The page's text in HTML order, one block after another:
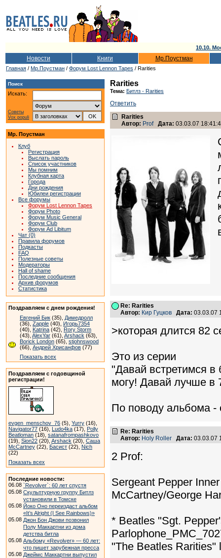
10.10.
Новости Книги Мр.Поустман
Главная / Мр.Поустман / Форум Lost Lennon Tapes / Rarities
Поиск
Искать:
Советы
Vox populi
Мр. Поустман
Клуб
Регистрация
Выслать пароль
Список участников
Мы помним
Клубная карта
Города
Дни рождения
Юбилеи регистрации
Все форумы
Форум Lost Lennon Tapes
Форум Photo
Форум Music General
Форум Club
Форум Ad Libitum
Чат (0)
Правила форумов
Подкасты
FAQ
Полезные советы
Модераторы
Hall of shame
Последние сообщения
Архив форумов
Статистика
Поздравляем с днем рождения!
Евгений Бик (35), Димедролл
(36), Zapple (40), Игорь7354
(40), Katrina (42), Rory Storm
(43), AlexYar (61), Arshack (63),
Borick London (65), stjohnswood
(66), Андрей Хрисанфов (77)
Показать всех
Поздравляем с годовщиной
регистрации!
evgen_menschov_76 (5), Yurry (16),
Navigator77 (16), Ludo4ka (17), Polly
Beatloman (18), satanafrompashkovo
(19), Sion22 (20), Arshack (20), Саша
McCartney (22), Басист (22), Nich
(22)
Показать всех
Последние новости:
06.08 `Revolver`: 60 лет спустя
05.08 Скульптурную группу Битлз
установили в Томске
05.08 Йоко Оно переиздаст альбом
«It’s Alright (I See Rainbows)»
05.08 Джон Бон Джови позвонил
Полу Маккартни из дома
детства битла
05.08 Альбому «Revolver» — 60 лет:
что пишет зарубежная пресса
05.08 Джеймс Маккартни выпустил
Rarities
Тема: Битлз - Rarities
Ответить
Rarities
Автор: Prof Дата: 03.03.07
Re: Rarities
Автор: Кир Гуцков Дата:
>которая длится 82
Это из серии
"Давай встретимся в
могу! Давай лучше в
По поводу альбома -
Re: Rarities
Автор: Holy Roller Дата:
2 Prof:
Sergeant Pepper
McCartney/George
* Beatles "Sgt.
"The Beatles Rarities"